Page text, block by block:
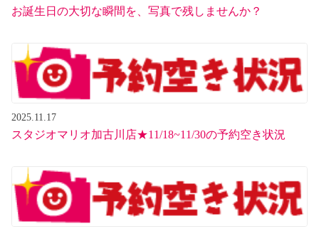
お誕生日の大切な瞬間を、写真で残しませんか？
2025.11.17
スタジオマリオ加古川店★11/18~11/30の予約空き状況